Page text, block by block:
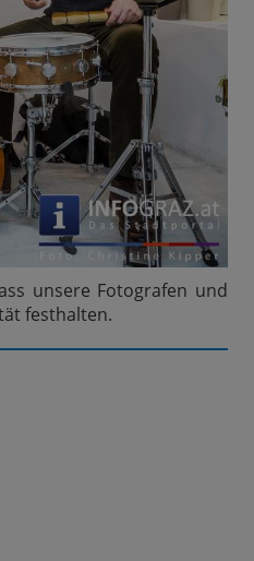
unsere Fotografen und
festhalten.